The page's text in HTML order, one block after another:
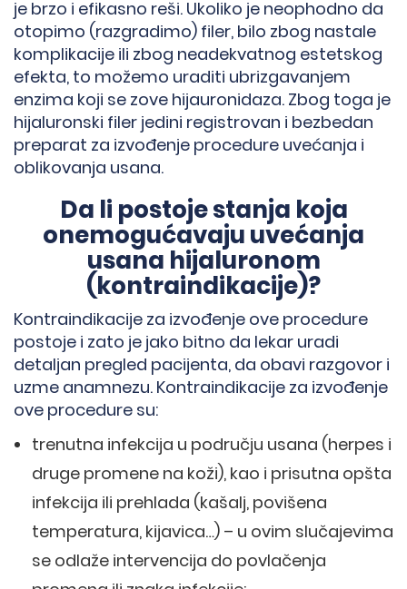
je brzo i efikasno reši. Ukoliko je neophodno da
otopimo (razgradimo) filer, bilo zbog nastale
komplikacije ili zbog neadekvatnog estetskog
efekta, to možemo uraditi ubrizgavanjem
enzima koji se zove hijauronidaza. Zbog toga je
hijaluronski filer jedini registrovan i bezbedan
preparat za izvođenje procedure uvećanja i
oblikovanja usana.
Da li postoje stanja koja
onemogućavaju uvećanja
usana hijaluronom
(kontraindikacije)?
Kontraindikacije za izvođenje ove procedure
postoje i zato je jako bitno da lekar uradi
detaljan pregled pacijenta, da obavi razgovor i
uzme anamnezu. Kontraindikacije za izvođenje
ove procedure su:
trenutna infekcija u području usana (herpes i
druge promene na koži), kao i prisutna opšta
infekcija ili prehlada (kašalj, povišena
temperatura, kijavica…) – u ovim slučajevima
se odlaže intervencija do povlačenja